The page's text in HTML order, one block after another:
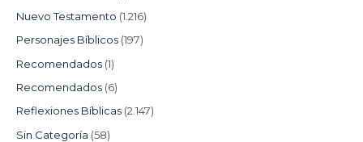
Nuevo Testamento (1.216)
Personajes Bíblicos (197)
Recomendados (1)
Recomendados (6)
Reflexiones Bíblicas (2.147)
Sin Categoría (58)